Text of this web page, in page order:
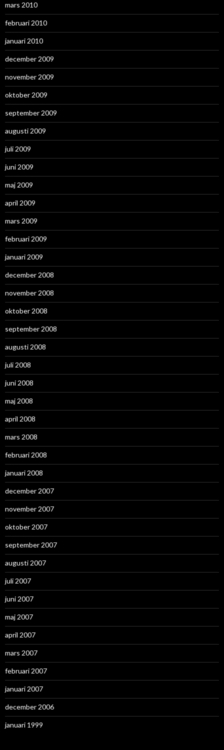
mars 2010
februari 2010
januari 2010
december 2009
november 2009
oktober 2009
september 2009
augusti 2009
juli 2009
juni 2009
maj 2009
april 2009
mars 2009
februari 2009
januari 2009
december 2008
november 2008
oktober 2008
september 2008
augusti 2008
juli 2008
juni 2008
maj 2008
april 2008
mars 2008
februari 2008
januari 2008
december 2007
november 2007
oktober 2007
september 2007
augusti 2007
juli 2007
juni 2007
maj 2007
april 2007
mars 2007
februari 2007
januari 2007
december 2006
januari 1999